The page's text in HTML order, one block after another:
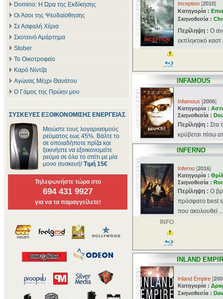
Domino: Η Ώρα της Εκδίκησης
Οι Άσοι της Ψευδαίσθησης
Σε Ασφαλή Χέρια
Σκοτεινό Αμάρτημα
Stuber
Το Οικοτροφείο
Καρό Νίντζα
Αγώνας Μέχρι Θανάτου
Ο Γάμος της Πρώην μου
ΣΥΣΚΕΥΕΣ ΕΞΟΙΚΟΝΟΜΙΣΗΣ ΕΝΕΡΓΕΙΑΣ
Μειώστε τους λογαριασμούς
ρεύματος εως 45%. Βάλτε το
σε οποιαδήποτε πρίζα και
ξεκινήστε να εξοικονομείτε
ρεύμα σε όλο το σπίτι με μία
μονο συσκευή! Τιμή 15€
Τηλεφωνήστε τώρα στο
694 431 9927
για να τα παραγγείλετε!
Inception [2010]
Κατηγορία :
Σκηνοθεσία :
Περίληψη : O
εκπληκτικό
INFAMOUS
Infamous [2006]
Κατηγορία :
Σκηνοθεσία :
Περίληψη : Στα
κρύβεται πίσω
INFERNO
Inferno [2016]
Κατηγορία :
Σκηνοθεσία :
Περίληψη : Ο
πρόσφατο best
που ακολουθεί ...
INFO
INLAND
Inland Empire [
Κατηγορία :
Σκηνοθεσία :